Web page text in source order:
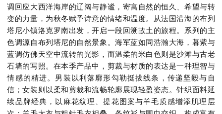
调回应大西洋海岸的辽阔与静谧，寄寓自然的恒久、希望与转
变的力量，为秋冬赋予诗意的情绪和温度。从法国沿海的布列
塔尼小镇洛克罗南出发，开启一段回溯故土的旅程。系列的主
色调源自布列塔尼的自然景象。海军蓝如同浩瀚大海，暮紫与
蓝调仿佛天空中流转的光影，而温柔的米白色则是沙滩与古老
石墙的写照。在本季产品中，剪裁与材质的表达是一种理智与
情感的精进。男装以利落廓形勾勒挺拔线条，传递坚毅与自
信；女装则以柔和剪裁和流畅轮廓展现轻盈姿态。针织面料延
续品牌经典，以麻花纹理、提花图案与羊毛质感增添肌理层